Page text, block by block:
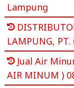
Lampung
LAMPUNG,
Jual Air
AIR MINUM )